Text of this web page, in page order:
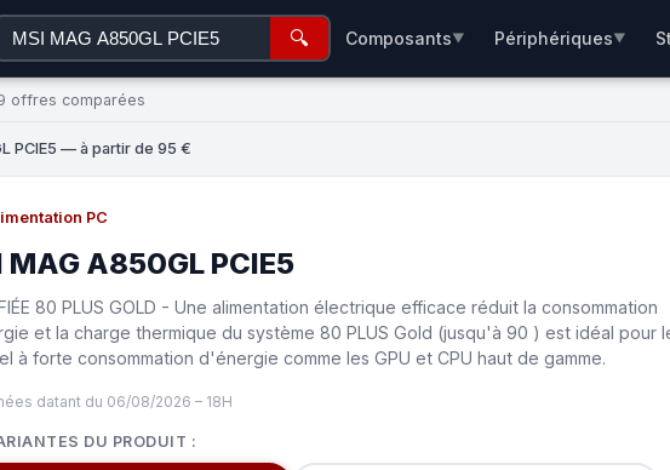
🔍 Composants▼ Périphériques▼
9 offres comparées
PCIE5 — à partir de 95 €
PC
MAG A850GL PCIE5
80 PLUS GOLD - Une alimentation électrique efficace réduit la consommation
et la charge thermique du système 80 PLUS Gold (jusqu'à 90 ) est idéal pour
à forte consommation d'énergie comme les GPU et CPU haut de gamme.
datant du 06/08/2026 – 18H
DU PRODUIT :